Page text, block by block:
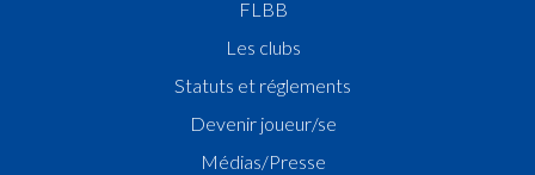
FLBB
Les clubs
Statuts et réglements
Devenir joueur/se
Médias/Presse